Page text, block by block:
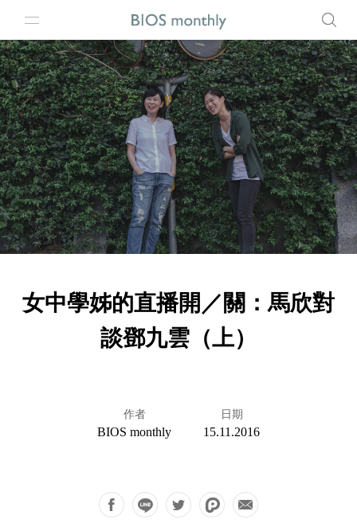
女中學姊的直播開／關：馬欣對
談鄧九雲（上）
作者
BIOS monthly
日期
15.11.2016